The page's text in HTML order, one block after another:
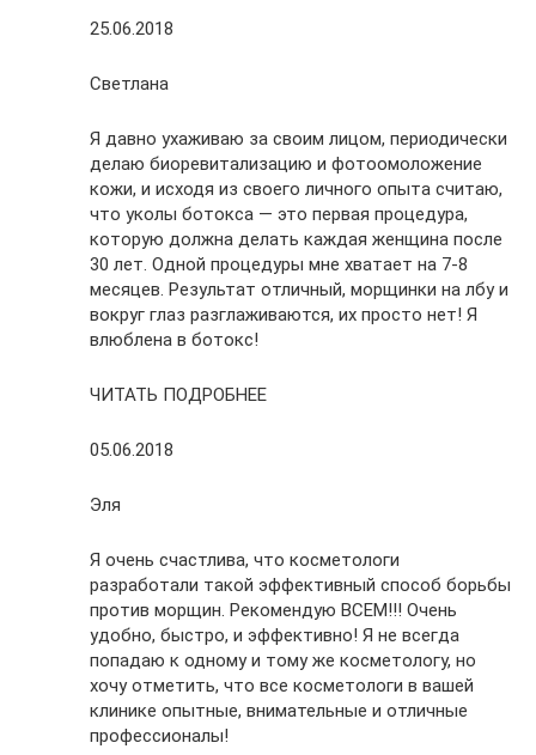
25.06.2018
Светлана
Я давно ухаживаю за своим лицом, периодически
делаю биоревитализацию и фотоомоложение
кожи, и исходя из своего личного опыта считаю,
что уколы ботокса — это первая процедура,
которую должна делать каждая женщина после
30 лет. Одной процедуры мне хватает на 7-8
месяцев. Результат отличный, морщинки на лбу и
вокруг глаз разглаживаются, их просто нет! Я
влюблена в ботокс!
ЧИТАТЬ ПОДРОБНЕЕ
05.06.2018
Эля
Я очень счастлива, что косметологи
разработали такой эффективный способ борьбы
против морщин. Рекомендую ВСЕМ!!! Очень
удобно, быстро, и эффективно! Я не всегда
попадаю к одному и тому же косметологу, но
хочу отметить, что все косметологи в вашей
клинике опытные, внимательные и отличные
профессионалы!